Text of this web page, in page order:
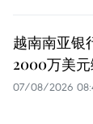
越南南亚银
2000万美
07/08/2026